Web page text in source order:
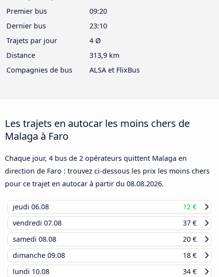
Premier bus
09:20
Dernier bus
23:10
Trajets par jour
4 Ø
Distance
313,9 km
Compagnies de bus
ALSA et FlixBus
Les trajets en autocar les moins chers de
Malaga à Faro
Chaque jour, 4 bus de 2 opérateurs quittent Malaga en
direction de Faro : trouvez ci-dessous les prix les moins chers
pour ce trajet en autocar à partir du 08.08.2026.
jeudi 06.08
12 €
vendredi 07.08
37 €
samedi 08.08
20 €
dimanche 09.08
18 €
lundi 10.08
34 €